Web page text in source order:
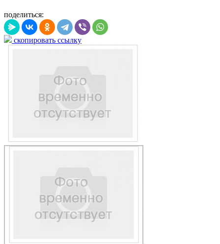
поделиться:
скопировать ссылку